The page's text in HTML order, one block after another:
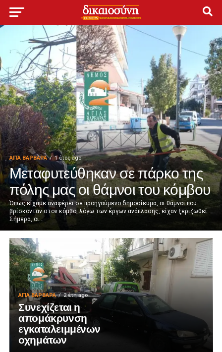
ΑΓΙΑ ΒΑΡΒΑΡΑ 1 έτος ago
Μεταφυτεύθηκαν σε πάρκο της
πόλης μας οι θάμνοι του κόμβου
Όπως είχαμε αναφέρει σε προηγούμενο δημοσίευμα, οι θάμνοι που
βρίσκονταν στον κόμβο, λόγω των έργων ανάπλασης, είχαν ξεριζωθεί.
Σήμερα, οι...
ΑΓΙΑ ΒΑΡΒΑΡΑ 2 έτη ago
Συνεχίζεται η
απομάκρυνση
εγκαταλειμμένων
οχημάτων